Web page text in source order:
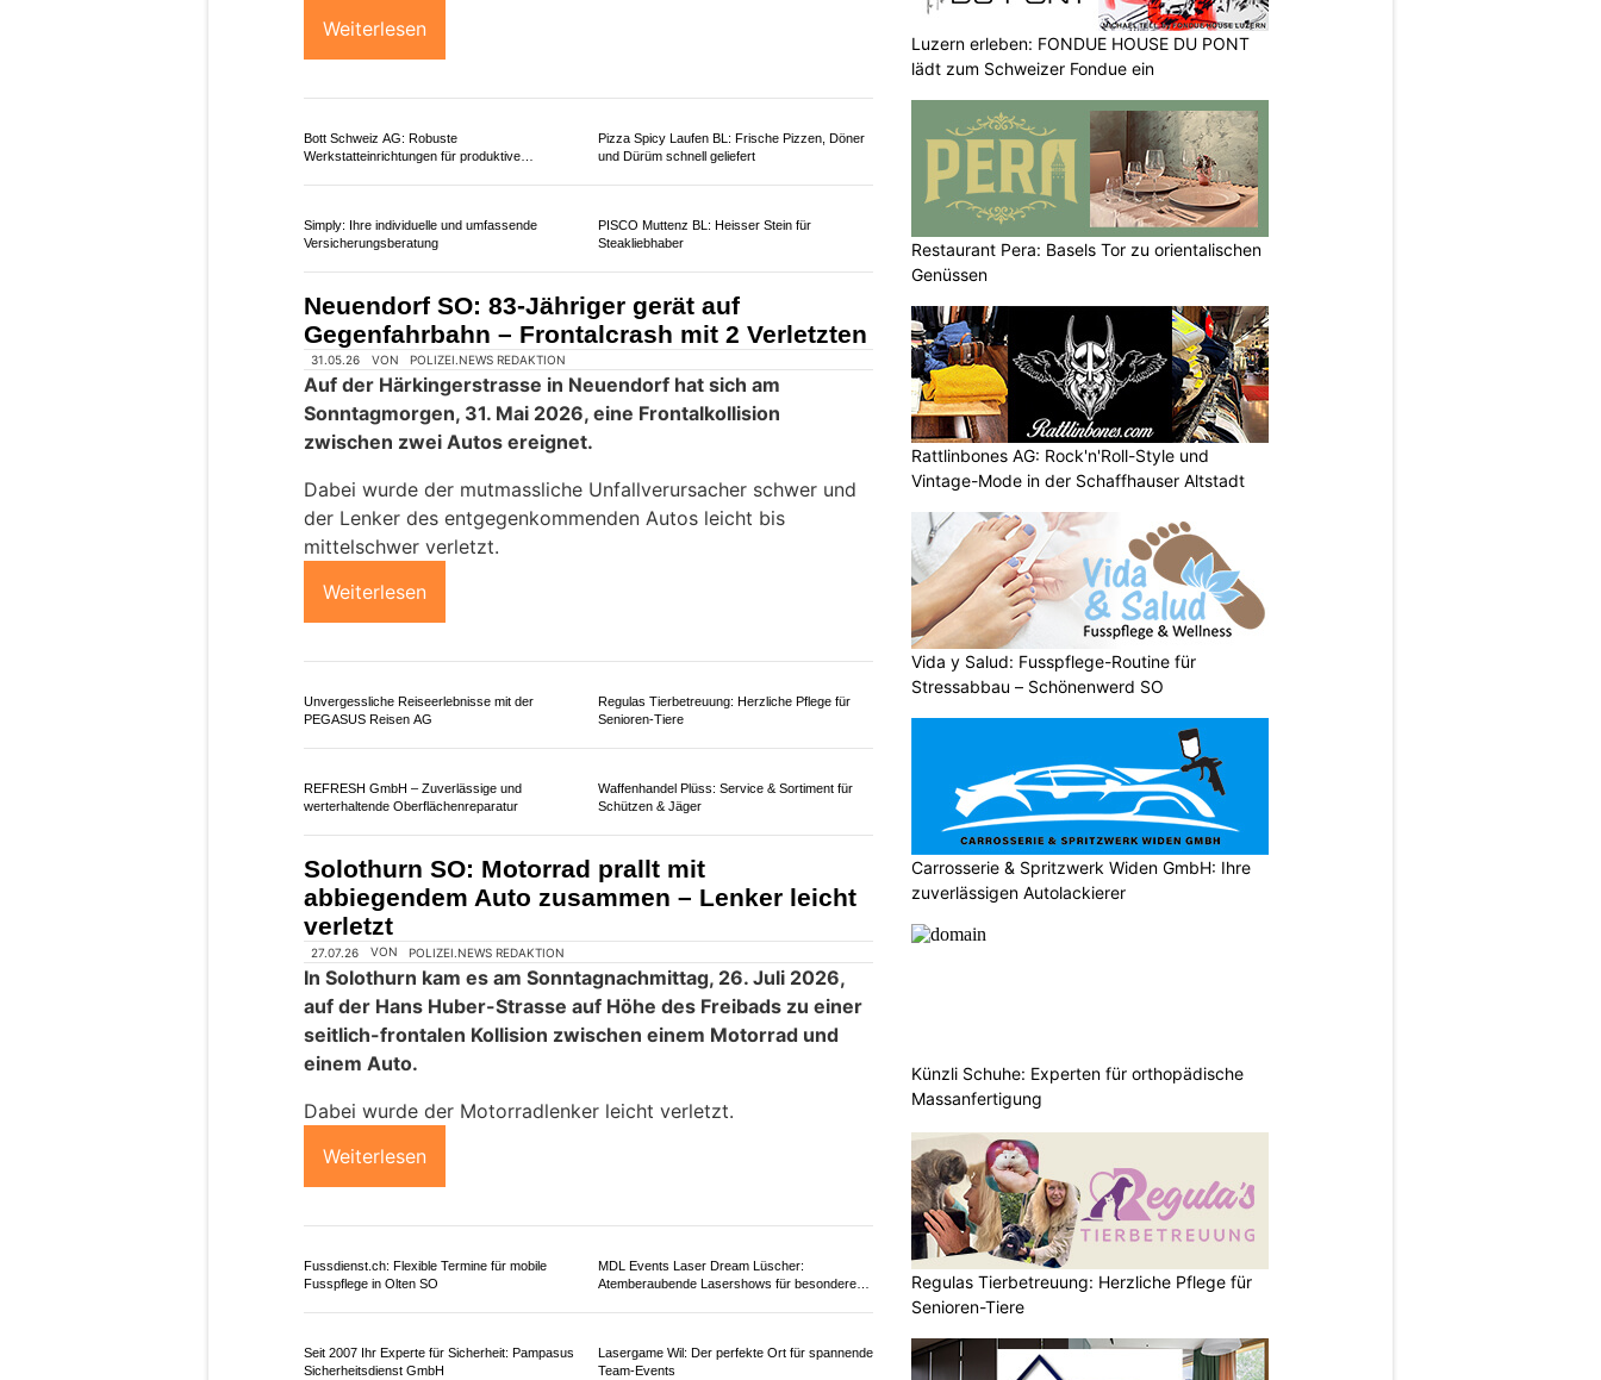
Täbriz GmbH
– einfach und transparent
trenderia gmbh und DJI Enterprise
Entsorgungsservice aus einer Hand
Grenchen SO: Dreiradlenker bei Kollision mit
Auto erheblich verletzt
28.05.26 VON POLIZEI.NEWS REDAKTION
Im Kreuzungsbereich Technologiestrasse-
Neckarsulmstrasse in Grenchen ist es am
Donnerstagvormittag, 28. Mai 2026, zu einer seitlich-
frontalen Kollision zwischen einem dreirädrigen
Motorfahrzeug und einem Auto gekommen.
Der Dreiradlenker hat sich dabei erhebliche Verletzungen
zugezogen.
Weiterlesen
Werkstatteinrichtungen für produktive
Arbeitsplätze
und Dürüm schnell geliefert
Luzern erleben: FONDUE HOUSE DU PONT
lädt zum Schweizer Fondue ein
Restaurant Pera: Basels Tor zu orientalischen
Genüssen
Rattlinbones AG: Rock'n'Roll-Style und
Vintage-Mode in der Schaffhauser Altstadt
Vida y Salud: Fusspflege-Routine für
Stressabbau – Schönenwerd SO
Carrosserie & Spritzwerk Widen GmbH: Ihre
zuverlässigen Autolackierer
Künzli Schuhe: Experten für orthopädische
Massanfertigung
Regulas Tierbetreuung: Herzliche Pflege für
Senioren-Tiere